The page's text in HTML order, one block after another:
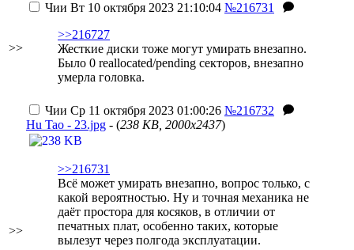
>>
Чии Вт 10 октября 2023 21:10:04 №216731
>>216727
Жесткие диски тоже могут умирать внезапно.
Было 0 reallocated/pending секторов, внезапно
умерла головка.
>>
Чии Ср 11 октября 2023 01:00:26 №216732
Hu Tao - 23.jpg - (238 KB, 2000x2437)
>>216731
Всё может умирать внезапно, вопрос только, с
какой вероятностью. Ну и точная механика не
даёт простора для косяков, в отличии от
печатных плат, особенно таких, которые
вылезут через полгода эксплуатации.